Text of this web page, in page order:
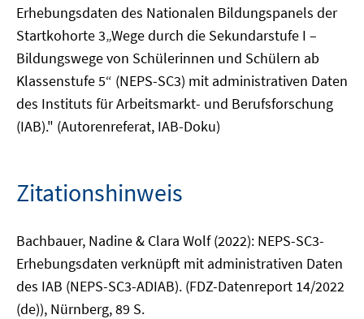
Erhebungsdaten des Nationalen Bildungspanels der
Startkohorte 3„Wege durch die Sekundarstufe I –
Bildungswege von Schülerinnen und Schülern ab
Klassenstufe 5“ (NEPS-SC3) mit administrativen Daten
des Instituts für Arbeitsmarkt- und Berufsforschung
(IAB)." (Autorenreferat, IAB-Doku)
Zitationshinweis
Bachbauer, Nadine & Clara Wolf (2022): NEPS-SC3-
Erhebungsdaten verknüpft mit administrativen Daten
des IAB (NEPS-SC3-ADIAB). (FDZ-Datenreport 14/2022
(de)), Nürnberg, 89 S.